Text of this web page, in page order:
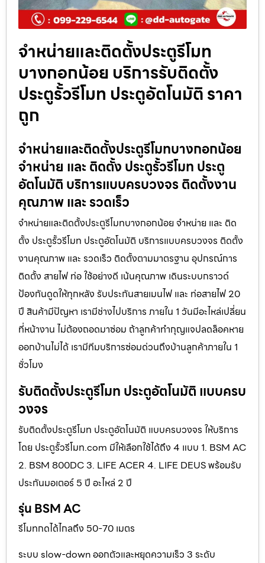
จำหน่ายและติดตั้งประตูรีโมท
บางกอกน้อย บริการรับติดตั้ง
ประตูรั้วรีโมท ประตูอัตโนมัติ ราคา
ถูก
จำหน่ายและติดตั้งประตูรีโมทบางกอกน้อย
จำหน่าย และ ติดตั้ง ประตูรั้วรีโมท ประตู
อัตโนมัติ บริการแบบครบวงจร ติดตั้งงาน
คุณภาพ และ รวดเร็ว
จำหน่ายและติดตั้งประตูรีโมทบางกอกน้อย จำหน่าย และ ติด
ตั้ง ประตูรั้วรีโมท ประตูอัตโนมัติ บริการแบบครบวงจร ติดตั้ง
งานคุณภาพ และ รวดเร็ว ติดตั้งตามมาตรฐาน อุปกรณ์การ
ติดตั้ง สายไฟ ท่อ ใช้อย่างดี เน้นคุณภาพ เดินระบบกราวด์
ป้องกันดูดให้ทุกหลัง รับประกันสายเมนไฟ และ ท่อสายไฟ 20
ปี สินค้ามีปัญหา เรามีช่างไปบริการ ภายใน 1 วันมีอะไหล่เปลี่ยน
ที่หน้างาน ไม่ต้องถอดมาซ่อม ถ้าลูกค้าทำกุญแจปลดล็อคหาย
ออกบ้านไม่ได้ เรามีทีมบริการซ่อมด่วนถึงบ้านลูกค้าภายใน 1
ชั่วโมง
รับติดตั้งประตูรีโมท ประตูอัตโนมัติ แบบครบ
วงจร
รับติดตั้งประตูรีโมท ประตูอัตโนมัติ แบบครบวงจร ให้บริการ
โดย ประตูรั้วรีโมท.com มีให้เลือกใช้ได้ถึง 4 แบบ 1. BSM AC
2. BSM 800DC 3. LIFE ACER 4. LIFE DEUS พร้อมรับ
ประกันมอเตอร์ 5 ปี อะไหล่ 2 ปี
รุ่น BSM AC
รีโมทกดได้ไกลถึง 50-70 เมตร
ระบบ slow-down ออกตัวและหยุดความเร็ว 3 ระดับ